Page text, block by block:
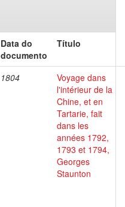
Data do
documento
Título
1804
Voyage dans
l'intérieur de la
Chine, et en
Tartarie, fait
dans les
années 1792,
1793 et 1794,
Georges
Staunton